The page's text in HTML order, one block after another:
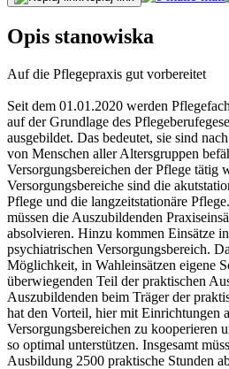
Opis stanowiska
Auf die Pflegepraxis gut vorbereitet
Seit dem 01.01.2020 werden
auf der Grundlage des
ausgebildet. Das bedeutet, sie sind
von Menschen aller Altersgruppen
Versorgungsbereichen der Pflege tätig
Versorgungsbereiche sind die
Pflege und die langzeitstationäre
müssen die Auszubildenden
absolvieren. Hinzu kommen Einsätze
psychiatrischen Versorgungsbereich.
Möglichkeit, in Wahleinsätzen eigene
überwiegenden Teil der praktischen
Auszubildenden beim Träger der
hat den Vorteil, hier mit Einrichtungen
Versorgungsbereichen zu kooperieren
so optimal unterstützen. Insgesamt
Ausbildung 2500 praktische Stunden